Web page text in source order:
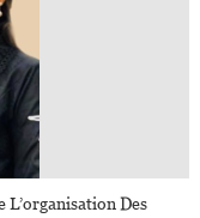
L’organisation Des